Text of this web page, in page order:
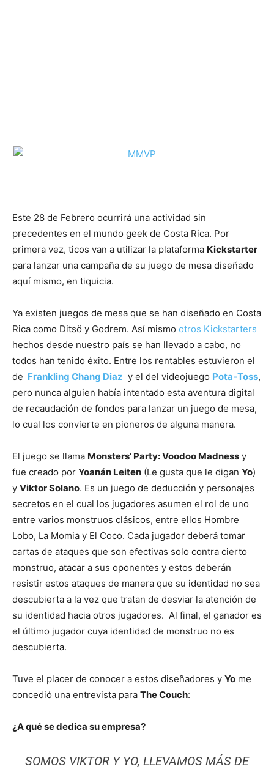
Este 28 de Febrero ocurrirá una actividad sin
precedentes en el mundo geek de Costa Rica. Por
primera vez, ticos van a utilizar la plataforma Kickstarter
para lanzar una campaña de su juego de mesa diseñado
aquí mismo, en tiquicia.
Ya existen juegos de mesa que se han diseñado en Costa
Rica como Ditsö y Godrem. Así mismo otros Kickstarters
hechos desde nuestro país se han llevado a cabo, no
todos han tenido éxito. Entre los rentables estuvieron el
de Frankling Chang Diaz y el del videojuego Pota-Toss,
pero nunca alguien había intentado esta aventura digital
de recaudación de fondos para lanzar un juego de mesa,
lo cual los convierte en pioneros de alguna manera.
El juego se llama Monsters’ Party: Voodoo Madness y
fue creado por Yoanán Leiten (Le gusta que le digan Yo)
y Viktor Solano. Es un juego de deducción y personajes
secretos en el cual los jugadores asumen el rol de uno
entre varios monstruos clásicos, entre ellos Hombre
Lobo, La Momia y El Coco. Cada jugador deberá tomar
cartas de ataques que son efectivas solo contra cierto
monstruo, atacar a sus oponentes y estos deberán
resistir estos ataques de manera que su identidad no sea
descubierta a la vez que tratan de desviar la atención de
su identidad hacia otros jugadores. Al final, el ganador es
el último jugador cuya identidad de monstruo no es
descubierta.
Tuve el placer de conocer a estos diseñadores y Yo me
concedió una entrevista para The Couch:
¿A qué se dedica su empresa?
SOMOS VIKTOR Y YO, LLEVAMOS MÁS DE